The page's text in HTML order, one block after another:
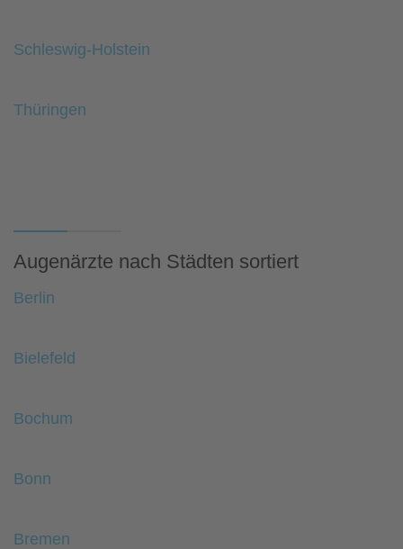
Schleswig-Holstein
Thüringen
Augenärzte nach Städten sortiert
Berlin
Bielefeld
Bochum
Bonn
Bremen